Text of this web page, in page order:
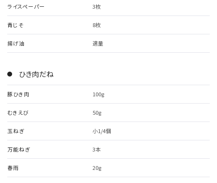
ライスペーパー 3枚
青じそ 8枚
揚げ油 適量
ひき肉だね
豚ひき肉 100g
むきえび 50g
玉ねぎ 小1/4個
万能ねぎ 3本
春雨 20g